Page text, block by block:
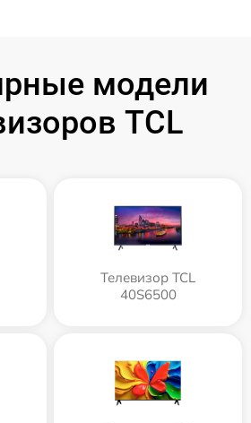
модели
TCL
Телевизор TCL
40S6500